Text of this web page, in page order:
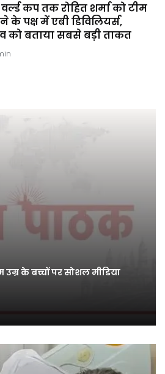
कप तक रोहित शर्मा को टीम
के पक्ष में एबी डिविलियर्स,
को बताया सबसे बड़ी ताकत
के बच्चों पर सोशल मीडिया